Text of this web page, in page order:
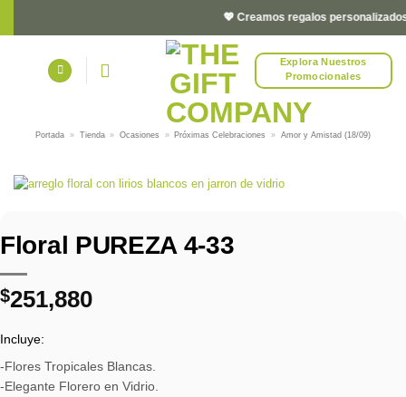
💖 Creamos regalos
Explora Nuestros
Promocionales
Portada » Tienda » Ocasiones » Próximas Celebraciones » Amor y Amistad (18/09)
Floral PUREZA 4-33
$251,880
Incluye:
-Flores Tropicales Blancas.
-Elegante Florero en Vidrio.